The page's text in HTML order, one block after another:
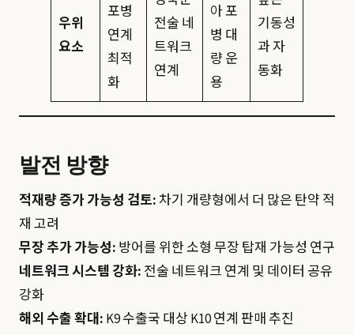
우위
요소
포병
연계
최적
화
전술 네
트워크
연계
아 포
병 대
량 운
용
기동성
과 자
동화
발전 방향
적재량 증가 가능성 검토: 차기 개량형에서 더 많은 탄약 적
재 고려
무장 추가 가능성: 방어를 위한 소형 무장 탑재 가능성 연구
네트워크 시스템 강화: 전술 네트워크 연계 및 데이터 공유
강화
해외 수출 확대: K9 수출국 대상 K10 연계 판매 추진